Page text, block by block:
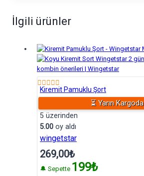
İlgili ürünler
⏳ Yarın Kargoda
Kiremit Pamuklu Şort
5 üzerinden
5.00 oy aldı
wingetstar
269,00₺
🔔 Sepette 199₺